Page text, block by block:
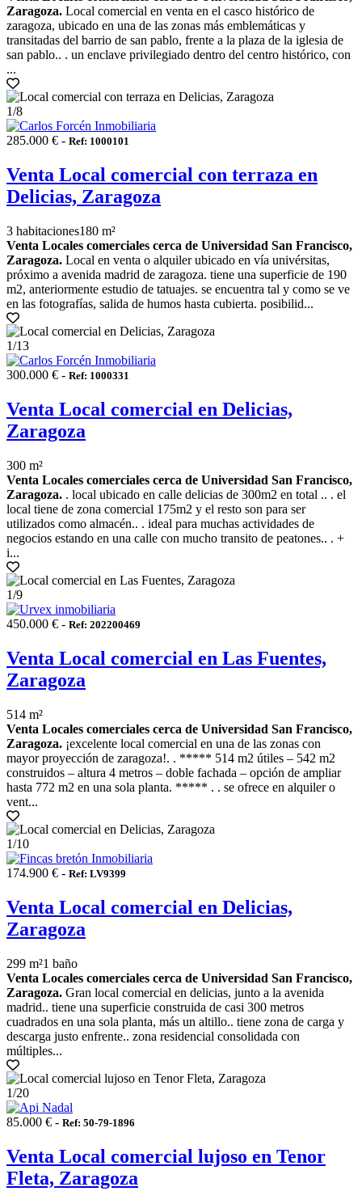
Zaragoza. Local comercial en venta en el casco histórico de
zaragoza, ubicado en una de las zonas más emblemáticas y
transitadas del barrio de san pablo, frente a la plaza de la iglesia de
san pablo.. . un enclave privilegiado dentro del centro histórico, con
...
1/8
285.000 € - Ref: 1000101
Venta Local comercial con terraza en
Delicias, Zaragoza
3 habitaciones180 m²
Venta Locales comerciales cerca de Universidad San Francisco,
Zaragoza. Local en venta o alquiler ubicado en vía univérsitas,
próximo a avenida madrid de zaragoza. tiene una superficie de 190
m2, anteriormente estudio de tatuajes. se encuentra tal y como se ve
en las fotografías, salida de humos hasta cubierta. posibilid...
1/13
300.000 € - Ref: 1000331
Venta Local comercial en Delicias,
Zaragoza
300 m²
Venta Locales comerciales cerca de Universidad San Francisco,
Zaragoza. . local ubicado en calle delicias de 300m2 en total .. . el
local tiene de zona comercial 175m2 y el resto son para ser
utilizados como almacén.. . ideal para muchas actividades de
negocios estando en una calle con mucho transito de peatones.. . +
i...
1/9
450.000 € - Ref: 202200469
Venta Local comercial en Las Fuentes,
Zaragoza
514 m²
Venta Locales comerciales cerca de Universidad San Francisco,
Zaragoza. ¡excelente local comercial en una de las zonas con
mayor proyección de zaragoza!. . ***** 514 m2 útiles – 542 m2
construidos – altura 4 metros – doble fachada – opción de ampliar
hasta 772 m2 en una sola planta. ***** . . se ofrece en alquiler o
vent...
1/10
174.900 € - Ref: LV9399
Venta Local comercial en Delicias,
Zaragoza
299 m²1 baño
Venta Locales comerciales cerca de Universidad San Francisco,
Zaragoza. Gran local comercial en delicias, junto a la avenida
madrid.. tiene una superficie construida de casi 300 metros
cuadrados en una sola planta, más un altillo.. tiene zona de carga y
descarga justo enfrente.. zona residencial consolidada con
múltiples...
1/20
85.000 € - Ref: 50-79-1896
Venta Local comercial lujoso en Tenor
Fleta, Zaragoza